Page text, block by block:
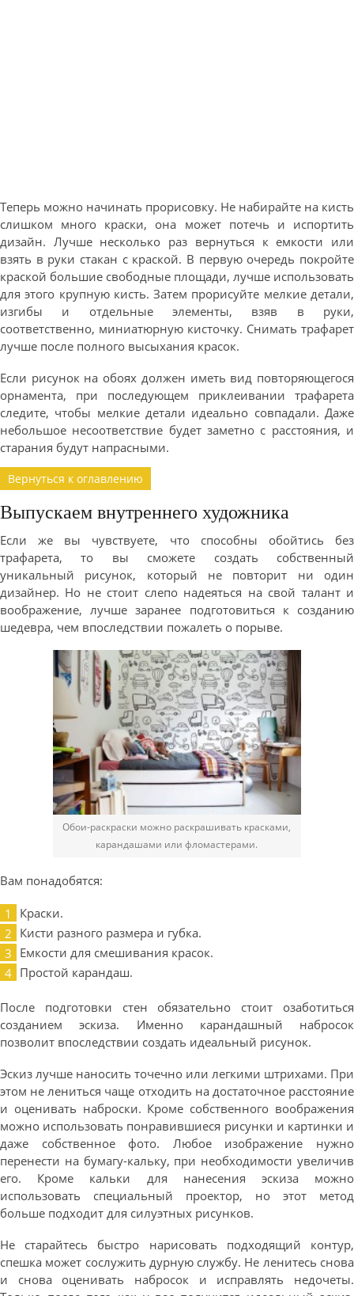
Теперь можно начинать прорисовку. Не набирайте на кисть
слишком много краски, она может потечь и испортить
дизайн. Лучше несколько раз вернуться к емкости или
взять в руки стакан с краской. В первую очередь покройте
краской большие свободные площади, лучше использовать
для этого крупную кисть. Затем прорисуйте мелкие детали,
изгибы и отдельные элементы, взяв в руки,
соответственно, миниатюрную кисточку. Снимать трафарет
лучше после полного высыхания красок.
Если рисунок на обоях должен иметь вид повторяющегося
орнамента, при последующем приклеивании трафарета
следите, чтобы мелкие детали идеально совпадали. Даже
небольшое несоответствие будет заметно с расстояния, и
старания будут напрасными.
Вернуться к оглавлению
Выпускаем внутреннего художника
Если же вы чувствуете, что способны обойтись без
трафарета, то вы сможете создать собственный
уникальный рисунок, который не повторит ни один
дизайнер. Но не стоит слепо надеяться на свой талант и
воображение, лучше заранее подготовиться к созданию
шедевра, чем впоследствии пожалеть о порыве.
Обои-раскраски можно раскрашивать красками,
карандашами или фломастерами.
Вам понадобятся:
Краски.
Кисти разного размера и губка.
Емкости для смешивания красок.
Простой карандаш.
После подготовки стен обязательно стоит озаботиться
созданием эскиза. Именно карандашный набросок
позволит впоследствии создать идеальный рисунок.
Эскиз лучше наносить точечно или легкими штрихами. При
этом не лениться чаще отходить на достаточное расстояние
и оценивать наброски. Кроме собственного воображения
можно использовать понравившиеся рисунки и картинки и
даже собственное фото. Любое изображение нужно
перенести на бумагу-кальку, при необходимости увеличив
его. Кроме кальки для нанесения эскиза можно
использовать специальный проектор, но этот метод
больше подходит для силуэтных рисунков.
Не старайтесь быстро нарисовать подходящий контур,
спешка может сослужить дурную службу. Не ленитесь снова
и снова оценивать набросок и исправлять недочеты.